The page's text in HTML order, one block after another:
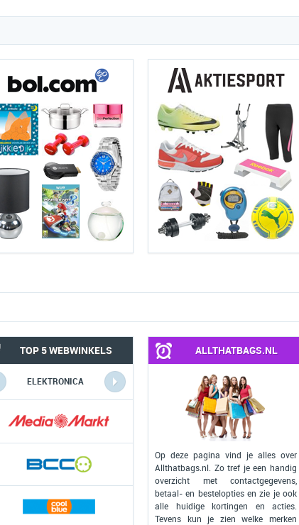
TOP 5 WEBWINKELS
ELEKTRONICA COMPUTERS
2
3
ALLTHATBAGS.NL
Op deze pagina vind je alles over
Allthatbags.nl. Zo tref je een handig
overzicht met contactgegevens,
betaal- en bestelopties en zie je ook
alle huidige kortingen en acties.
Tevens kun je zien welke merken